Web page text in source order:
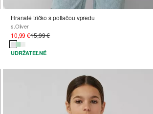
Hranaté tričko s potlačou vpredu
s.Oliver
10,99 €15,99 €
UDRŽATEĽNÉ